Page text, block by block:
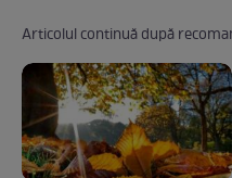
Articolul continuă după